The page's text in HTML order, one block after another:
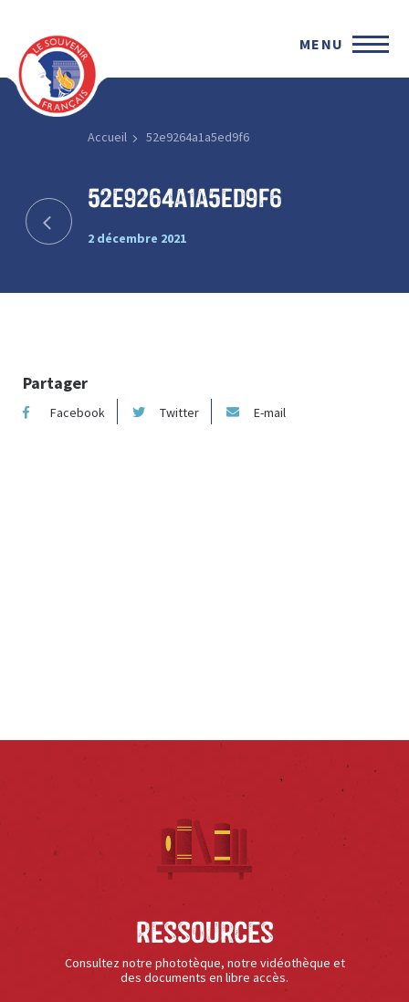
MENU
Accueil 52e9264a1a5ed9f6
52e9264a1a5ed9f6
2 décembre 2021
Partager
Facebook Twitter E-mail
Ressources
Consultez notre phototèque, notre vidéothèque et
des documents en libre accès.